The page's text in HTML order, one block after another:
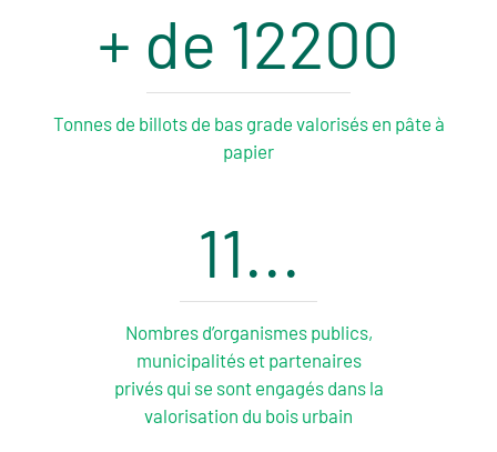
+ de 12200
Tonnes de billots de bas grade valorisés en pâte à
papier
11...
Nombres d’organismes publics,
municipalités et partenaires
privés qui se sont engagés dans la
valorisation du bois urbain